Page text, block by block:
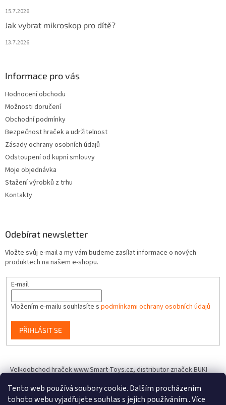
Tento web používá soubory cookie. Dalším procházením
tohoto webu vyjadřujete souhlas s jejich používáním.. Více
15.7.2026
Jak vybrat mikroskop pro dítě?
13.7.2026
Informace pro vás
Hodnocení obchodu
Možnosti doručení
Obchodní podmínky
Bezpečnost hraček a udržitelnost
Zásady ochrany osobních údajů
Odstoupení od kupní smlouvy
Moje objednávka
Stažení výrobků z trhu
Kontakty
Odebírat newsletter
Vložte svůj e-mail a my vám budeme zasílat informace o nových
produktech na našem e-shopu.
E-mail
Vložením e-mailu souhlasíte s podmínkami ochrany osobních údajů
PŘIHLÁSIT SE
Velkoobchod hraček www.Smart-Toys.cz, distributor značek BUKI